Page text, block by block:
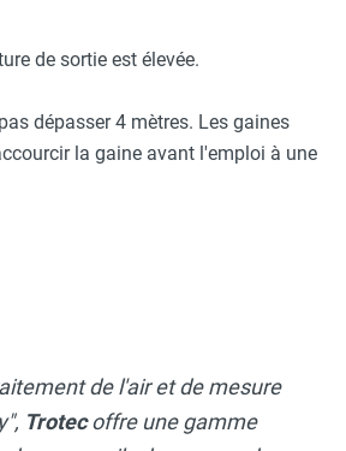
de sortie est élevée.
dépasser 4 mètres. Les gaines
la gaine avant l'emploi à une
de l'air et de mesure
Trotecoffre une gamme